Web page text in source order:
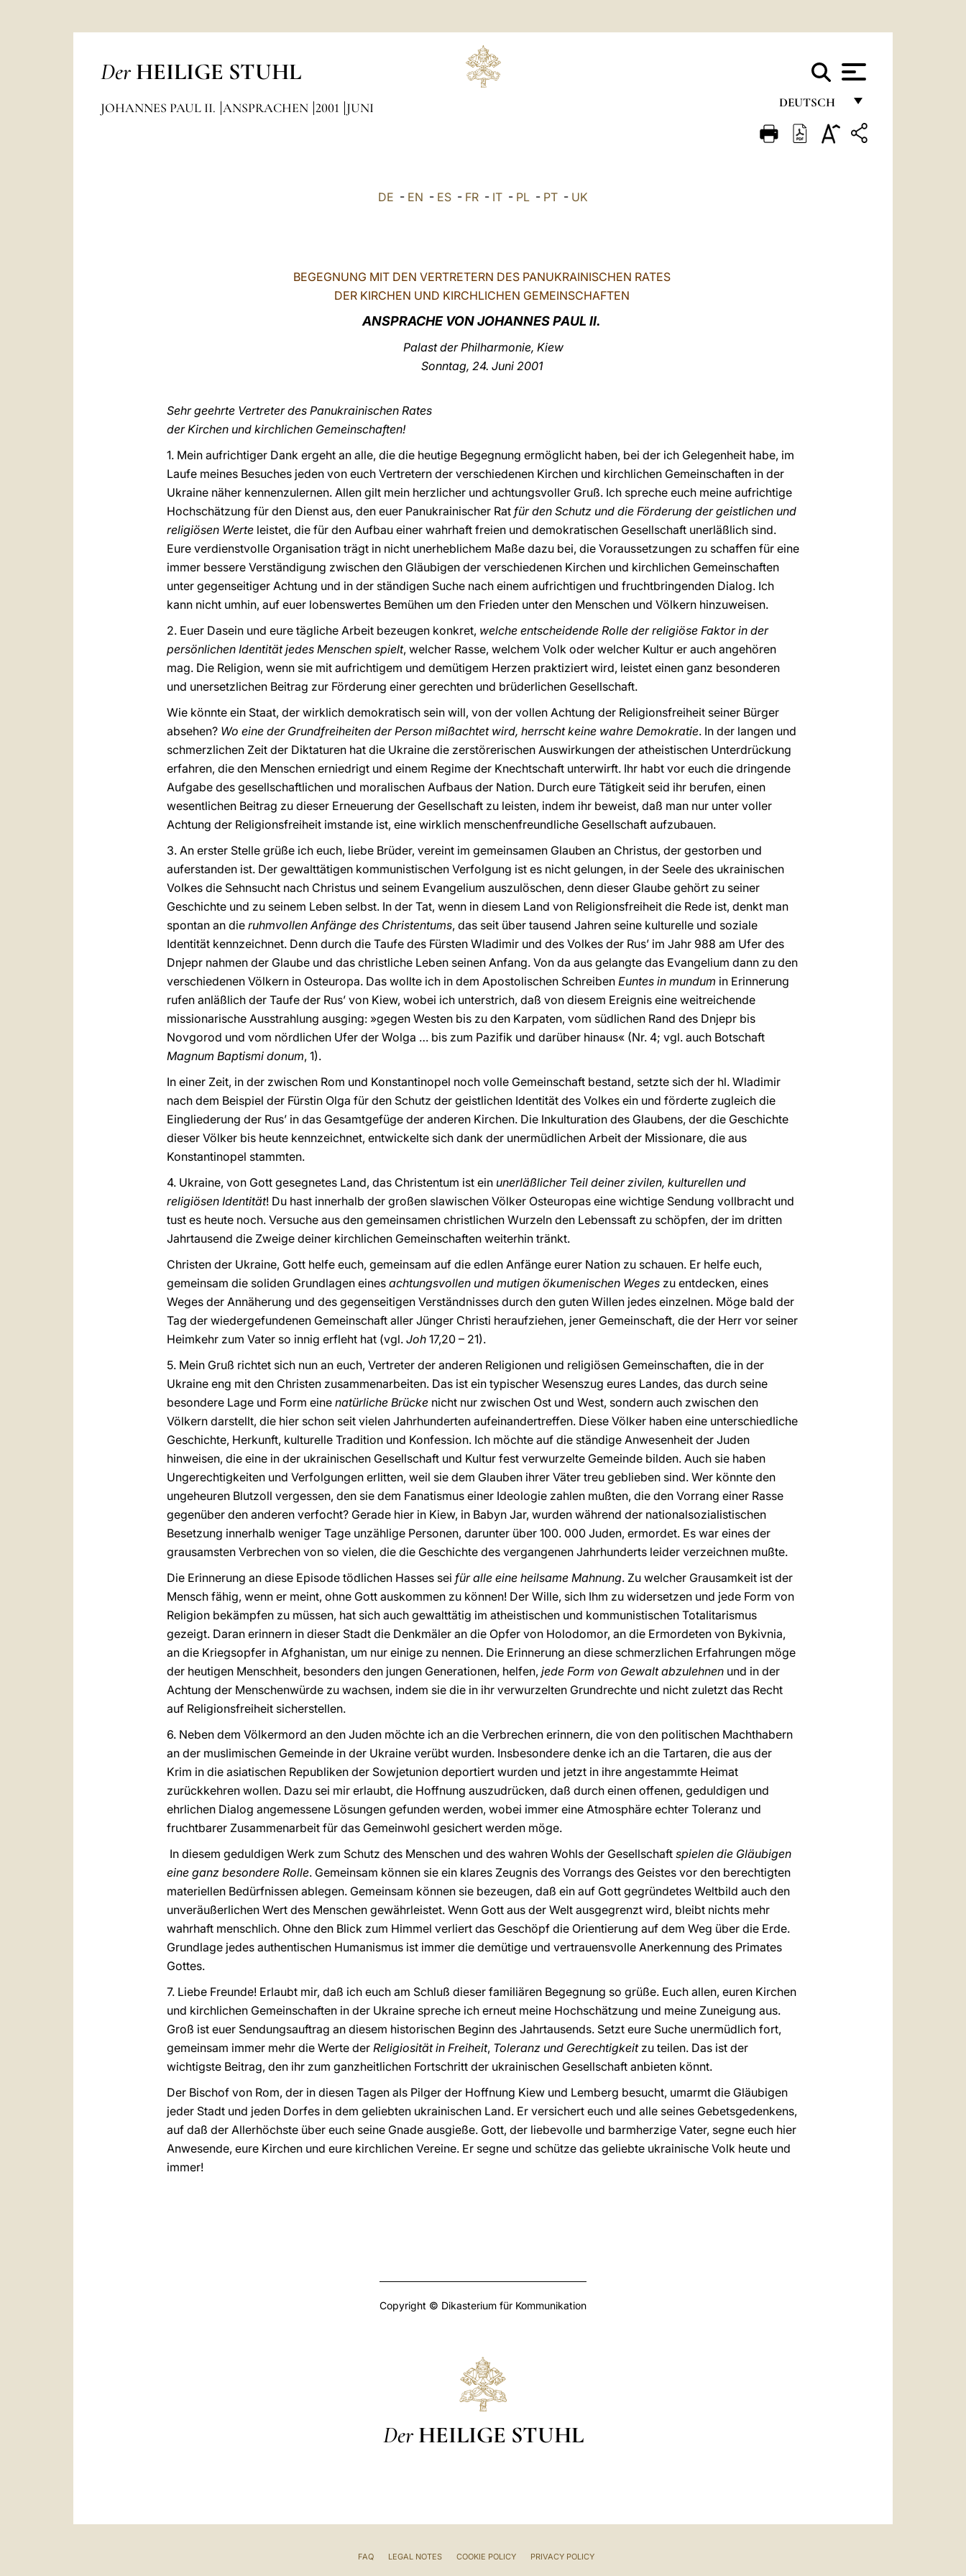
Der HEILIGE STUHL
DEUTSCH
FRANÇAIS
JOHANNES PAUL II. ANSPRACHEN 2001 JUNI
DE - EN - ES - FR - IT - PL - PT - UK
BEGEGNUNG MIT DEN VERTRETERN DES PANUKRAINISCHEN RATES
DER KIRCHEN UND KIRCHLICHEN GEMEINSCHAFTEN
ANSPRACHE VON JOHANNES PAUL II.
Palast der Philharmonie, Kiew
Sonntag, 24. Juni 2001
Sehr geehrte Vertreter des Panukrainischen Rates
der Kirchen und kirchlichen Gemeinschaften!
1. Mein aufrichtiger Dank ergeht an alle, die die heutige Begegnung ermöglicht haben, bei der ich Gelegenheit habe, im
Laufe meines Besuches jeden von euch Vertretern der verschiedenen Kirchen und kirchlichen Gemeinschaften in der
Ukraine näher kennenzulernen. Allen gilt mein herzlicher und achtungsvoller Gruß. Ich spreche euch meine aufrichtige
Hochschätzung für den Dienst aus, den euer Panukrainischer Rat für den Schutz und die Förderung der geistlichen und
religiösen Werte leistet, die für den Aufbau einer wahrhaft freien und demokratischen Gesellschaft unerläßlich sind.
Eure verdienstvolle Organisation trägt in nicht unerheblichem Maße dazu bei, die Voraussetzungen zu schaffen für eine
immer bessere Verständigung zwischen den Gläubigen der verschiedenen Kirchen und kirchlichen Gemeinschaften
unter gegenseitiger Achtung und in der ständigen Suche nach einem aufrichtigen und fruchtbringenden Dialog. Ich
kann nicht umhin, auf euer lobenswertes Bemühen um den Frieden unter den Menschen und Völkern hinzuweisen.
2. Euer Dasein und eure tägliche Arbeit bezeugen konkret, welche entscheidende Rolle der religiöse Faktor in der
persönlichen Identität jedes Menschen spielt, welcher Rasse, welchem Volk oder welcher Kultur er auch angehören
mag. Die Religion, wenn sie mit aufrichtigem und demütigem Herzen praktiziert wird, leistet einen ganz besonderen
und unersetzlichen Beitrag zur Förderung einer gerechten und brüderlichen Gesellschaft.
Wie könnte ein Staat, der wirklich demokratisch sein will, von der vollen Achtung der Religionsfreiheit seiner Bürger
absehen? Wo eine der Grundfreiheiten der Person mißachtet wird, herrscht keine wahre Demokratie. In der langen und
schmerzlichen Zeit der Diktaturen hat die Ukraine die zerstörerischen Auswirkungen der atheistischen Unterdrückung
erfahren, die den Menschen erniedrigt und einem Regime der Knechtschaft unterwirft. Ihr habt vor euch die dringende
Aufgabe des gesellschaftlichen und moralischen Aufbaus der Nation. Durch eure Tätigkeit seid ihr berufen, einen
wesentlichen Beitrag zu dieser Erneuerung der Gesellschaft zu leisten, indem ihr beweist, daß man nur unter voller
Achtung der Religionsfreiheit imstande ist, eine wirklich menschenfreundliche Gesellschaft aufzubauen.
3. An erster Stelle grüße ich euch, liebe Brüder, vereint im gemeinsamen Glauben an Christus, der gestorben und
auferstanden ist. Der gewalttätigen kommunistischen Verfolgung ist es nicht gelungen, in der Seele des ukrainischen
Volkes die Sehnsucht nach Christus und seinem Evangelium auszulöschen, denn dieser Glaube gehört zu seiner
Geschichte und zu seinem Leben selbst. In der Tat, wenn in diesem Land von Religionsfreiheit die Rede ist, denkt man
spontan an die ruhmvollen Anfänge des Christentums, das seit über tausend Jahren seine kulturelle und soziale
Identität kennzeichnet. Denn durch die Taufe des Fürsten Wladimir und des Volkes der Rus’ im Jahr 988 am Ufer des
Dnjepr nahmen der Glaube und das christliche Leben seinen Anfang. Von da aus gelangte das Evangelium dann zu den
verschiedenen Völkern in Osteuropa. Das wollte ich in dem Apostolischen Schreiben Euntes in mundum in Erinnerung
rufen anläßlich der Taufe der Rus’ von Kiew, wobei ich unterstrich, daß von diesem Ereignis eine weitreichende
missionarische Ausstrahlung ausging: »gegen Westen bis zu den Karpaten, vom südlichen Rand des Dnjepr bis
Novgorod und vom nördlichen Ufer der Wolga … bis zum Pazifik und darüber hinaus« (Nr. 4; vgl. auch Botschaft
Magnum Baptismi donum, 1).
In einer Zeit, in der zwischen Rom und Konstantinopel noch volle Gemeinschaft bestand, setzte sich der hl. Wladimir
nach dem Beispiel der Fürstin Olga für den Schutz der geistlichen Identität des Volkes ein und förderte zugleich die
Eingliederung der Rus’ in das Gesamtgefüge der anderen Kirchen. Die Inkulturation des Glaubens, der die Geschichte
dieser Völker bis heute kennzeichnet, entwickelte sich dank der unermüdlichen Arbeit der Missionare, die aus
Konstantinopel stammten.
4. Ukraine, von Gott gesegnetes Land, das Christentum ist ein unerläßlicher Teil deiner zivilen, kulturellen und
religiösen Identität! Du hast innerhalb der großen slawischen Völker Osteuropas eine wichtige Sendung vollbracht und
tust es heute noch. Versuche aus den gemeinsamen christlichen Wurzeln den Lebenssaft zu schöpfen, der im dritten
Jahrtausend die Zweige deiner kirchlichen Gemeinschaften weiterhin tränkt.
Christen der Ukraine, Gott helfe euch, gemeinsam auf die edlen Anfänge eurer Nation zu schauen. Er helfe euch,
gemeinsam die soliden Grundlagen eines achtungsvollen und mutigen ökumenischen Weges zu entdecken, eines
Weges der Annäherung und des gegenseitigen Verständnisses durch den guten Willen jedes einzelnen. Möge bald der
Tag der wiedergefundenen Gemeinschaft aller Jünger Christi heraufziehen, jener Gemeinschaft, die der Herr vor seiner
Heimkehr zum Vater so innig erfleht hat (vgl. Joh 17,20 – 21).
5. Mein Gruß richtet sich nun an euch, Vertreter der anderen Religionen und religiösen Gemeinschaften, die in der
Ukraine eng mit den Christen zusammenarbeiten. Das ist ein typischer Wesenszug eures Landes, das durch seine
besondere Lage und Form eine natürliche Brücke nicht nur zwischen Ost und West, sondern auch zwischen den
Völkern darstellt, die hier schon seit vielen Jahrhunderten aufeinandertreffen. Diese Völker haben eine unterschiedliche
Geschichte, Herkunft, kulturelle Tradition und Konfession. Ich möchte auf die ständige Anwesenheit der Juden
hinweisen, die eine in der ukrainischen Gesellschaft und Kultur fest verwurzelte Gemeinde bilden. Auch sie haben
Ungerechtigkeiten und Verfolgungen erlitten, weil sie dem Glauben ihrer Väter treu geblieben sind. Wer könnte den
ungeheuren Blutzoll vergessen, den sie dem Fanatismus einer Ideologie zahlen mußten, die den Vorrang einer Rasse
gegenüber den anderen verfocht? Gerade hier in Kiew, in Babyn Jar, wurden während der nationalsozialistischen
Besetzung innerhalb weniger Tage unzählige Personen, darunter über 100. 000 Juden, ermordet. Es war eines der
grausamsten Verbrechen von so vielen, die die Geschichte des vergangenen Jahrhunderts leider verzeichnen mußte.
Die Erinnerung an diese Episode tödlichen Hasses sei für alle eine heilsame Mahnung. Zu welcher Grausamkeit ist der
Mensch fähig, wenn er meint, ohne Gott auskommen zu können! Der Wille, sich Ihm zu widersetzen und jede Form von
Religion bekämpfen zu müssen, hat sich auch gewalttätig im atheistischen und kommunistischen Totalitarismus
gezeigt. Daran erinnern in dieser Stadt die Denkmäler an die Opfer von Holodomor, an die Ermordeten von Bykivnia,
an die Kriegsopfer in Afghanistan, um nur einige zu nennen. Die Erinnerung an diese schmerzlichen Erfahrungen möge
der heutigen Menschheit, besonders den jungen Generationen, helfen, jede Form von Gewalt abzulehnen und in der
Achtung der Menschenwürde zu wachsen, indem sie die in ihr verwurzelten Grundrechte und nicht zuletzt das Recht
auf Religionsfreiheit sicherstellen.
6. Neben dem Völkermord an den Juden möchte ich an die Verbrechen erinnern, die von den politischen Machthabern
an der muslimischen Gemeinde in der Ukraine verübt wurden. Insbesondere denke ich an die Tartaren, die aus der
Krim in die asiatischen Republiken der Sowjetunion deportiert wurden und jetzt in ihre angestammte Heimat
zurückkehren wollen. Dazu sei mir erlaubt, die Hoffnung auszudrücken, daß durch einen offenen, geduldigen und
ehrlichen Dialog angemessene Lösungen gefunden werden, wobei immer eine Atmosphäre echter Toleranz und
fruchtbarer Zusammenarbeit für das Gemeinwohl gesichert werden möge.
In diesem geduldigen Werk zum Schutz des Menschen und des wahren Wohls der Gesellschaft spielen die Gläubigen
eine ganz besondere Rolle. Gemeinsam können sie ein klares Zeugnis des Vorrangs des Geistes vor den berechtigten
materiellen Bedürfnissen ablegen. Gemeinsam können sie bezeugen, daß ein auf Gott gegründetes Weltbild auch den
unveräußerlichen Wert des Menschen gewährleistet. Wenn Gott aus der Welt ausgegrenzt wird, bleibt nichts mehr
wahrhaft menschlich. Ohne den Blick zum Himmel verliert das Geschöpf die Orientierung auf dem Weg über die Erde.
Grundlage jedes authentischen Humanismus ist immer die demütige und vertrauensvolle Anerkennung des Primates
Gottes.
7. Liebe Freunde! Erlaubt mir, daß ich euch am Schluß dieser familiären Begegnung so grüße. Euch allen, euren Kirchen
und kirchlichen Gemeinschaften in der Ukraine spreche ich erneut meine Hochschätzung und meine Zuneigung aus.
Groß ist euer Sendungsauftrag an diesem historischen Beginn des Jahrtausends. Setzt eure Suche unermüdlich fort,
gemeinsam immer mehr die Werte der Religiosität in Freiheit, Toleranz und Gerechtigkeitzu teilen. Das ist der
wichtigste Beitrag, den ihr zum ganzheitlichen Fortschritt der ukrainischen Gesellschaft anbieten könnt.
Der Bischof von Rom, der in diesen Tagen als Pilger der Hoffnung Kiew und Lemberg besucht, umarmt die Gläubigen
jeder Stadt und jeden Dorfes in dem geliebten ukrainischen Land. Er versichert euch und alle seines Gebetsgedenkens,
auf daß der Allerhöchste über euch seine Gnade ausgieße. Gott, der liebevolle und barmherzige Vater, segne euch hier
Anwesende, eure Kirchen und eure kirchlichen Vereine. Er segne und schütze das geliebte ukrainische Volk heute und
immer!
Copyright © Dikasterium für Kommunikation
Der HEILIGE STUHL
FAQ LEGAL NOTES COOKIE POLICY PRIVACY POLICY